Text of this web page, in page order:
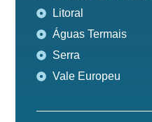
Litoral
Águas Termais
Serra
Vale Europeu